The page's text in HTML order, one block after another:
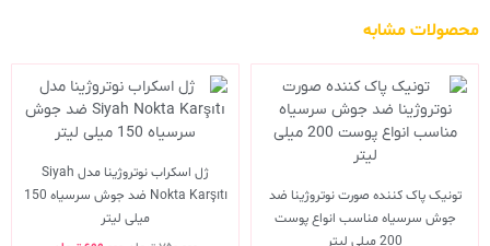
محصولات مشابه
تونیک پاک کننده صورت نوتروژینا ضد
جوش سرسیاه مناسب انواع پوست
200 میلی لیتر
ژل اسکراب نوتروژینا مدل Siyah
Nokta Karşıtı ضد جوش سرسیاه 150
میلی لیتر